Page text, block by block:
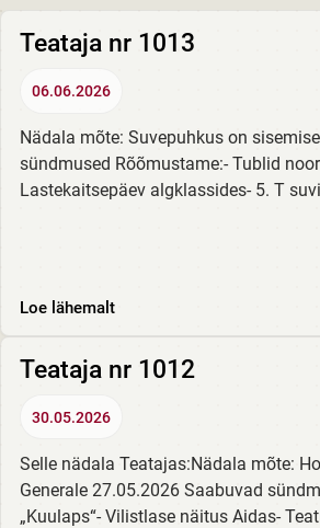
Teataja nr 1013
06.06.2026
Nädala mõte: Suvepuhkus on
sündmused Rõõmustame:- Tublid
Lastekaitsepäev algklassides- 5. T
Loe lähemalt
Teataja nr 1012
30.05.2026
Selle nädala Teatajas:Nädala mõte:
Generale 27.05.2026 Saabuvad
„Kuulaps“- Vilistlase näitus Aidas-